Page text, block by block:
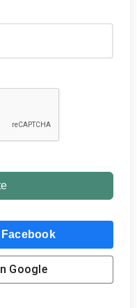
Facebook
Google